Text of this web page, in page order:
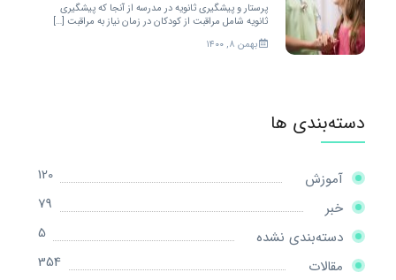
پرستار و پیشگیری ثانویه در مدرسه از آنجا که پیشگیری
ثانویه شامل مراقبت از کودکان در زمان نیاز به مراقبت […]
بهمن ۸, ۱۴۰۰
دسته‌بندی ها
آموزش
120
خبر
79
دسته‌بندی نشده
5
مقالات
354